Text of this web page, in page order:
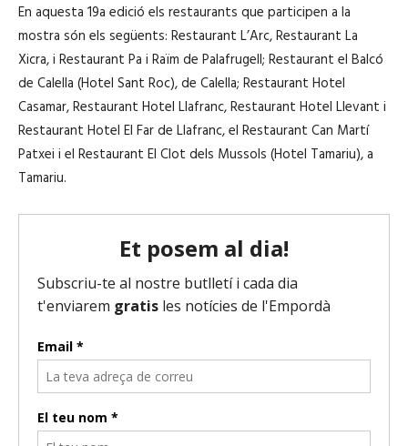
En aquesta 19a edició els restaurants que participen a la
mostra són els següents: Restaurant L’Arc, Restaurant La
Xicra, i Restaurant Pa i Raïm de Palafrugell; Restaurant el Balcó
de Calella (Hotel Sant Roc), de Calella; Restaurant Hotel
Casamar, Restaurant Hotel Llafranc, Restaurant Hotel Llevant i
Restaurant Hotel El Far de Llafranc, el Restaurant Can Martí
Patxei i el Restaurant El Clot dels Mussols (Hotel Tamariu), a
Tamariu.